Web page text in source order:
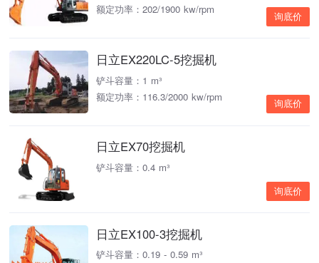
额定功率：202/1900 kw/rpm
询底价
日立EX220LC-5挖掘机
铲斗容量：1 m³
额定功率：116.3/2000 kw/rpm
询底价
日立EX70挖掘机
铲斗容量：0.4 m³
询底价
日立EX100-3挖掘机
铲斗容量：0.19 - 0.59 m³